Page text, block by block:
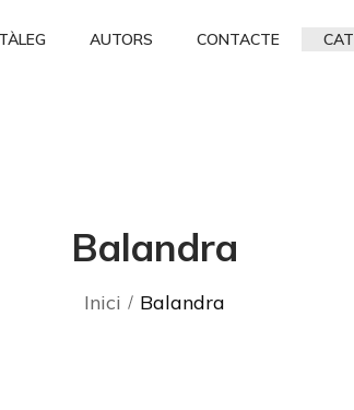
AUTORS CONTACTE CAT
Balandra
Inici Balandra